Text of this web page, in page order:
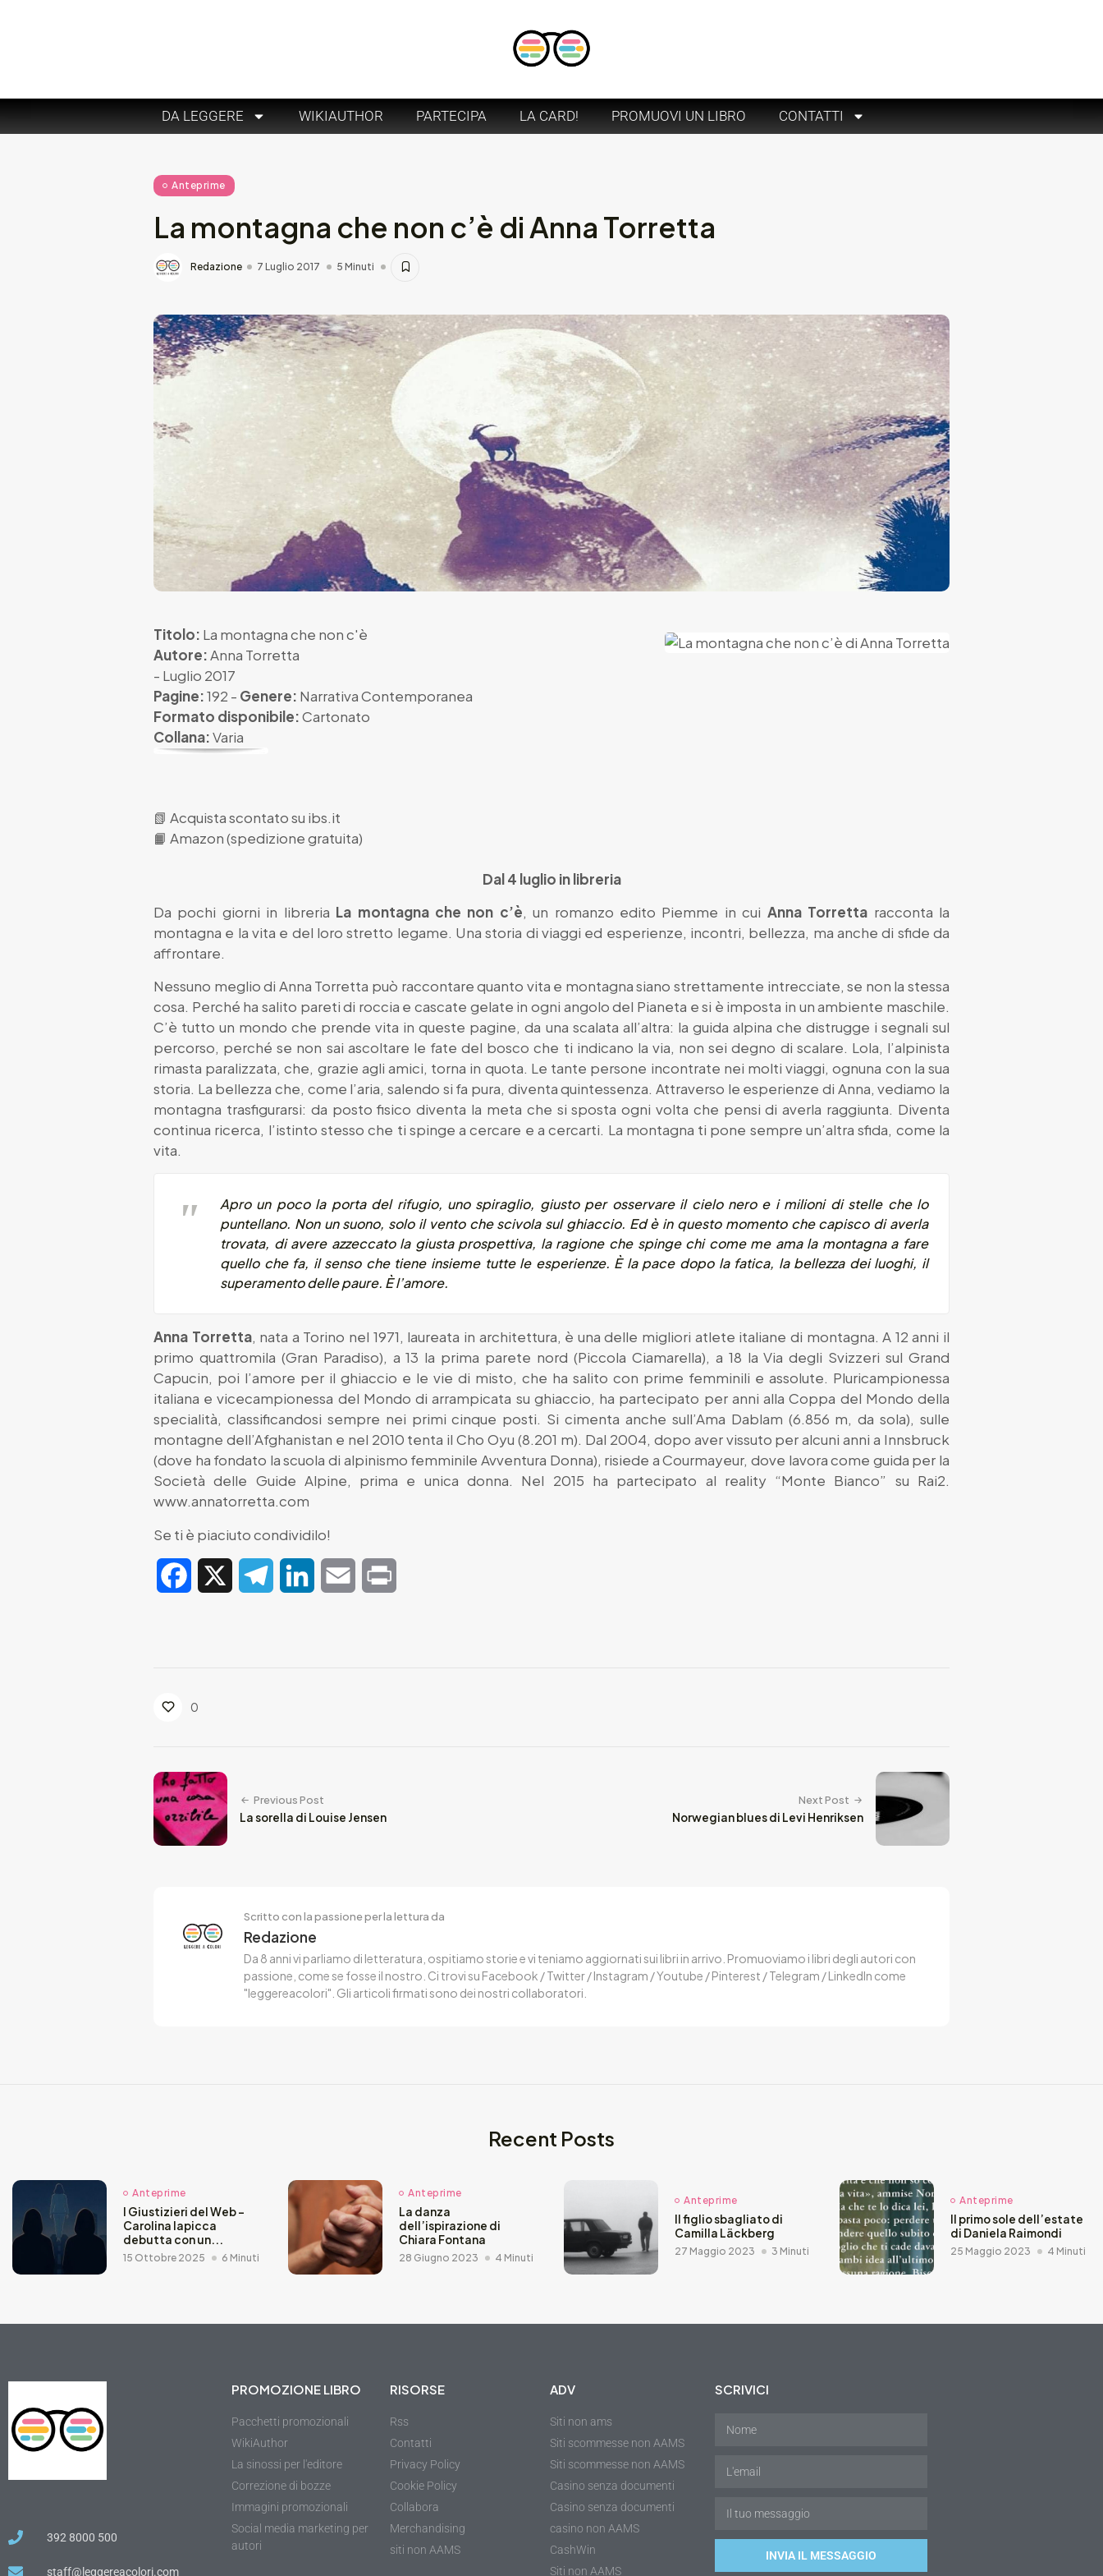
DA LEGGERE WIKIAUTHOR PARTECIPA LA CARD! PROMUOVI UN LIBRO CONTATTI
Anteprime
La montagna che non c’è di Anna Torretta
Redazione 7 Luglio 2017 5 Minuti
Titolo: La montagna che non c'è
Autore:Anna Torretta
- Luglio 2017
Pagine:192 - Genere: Narrativa Contemporanea
Formato disponibile:Cartonato
Collana:Varia
📗 Acquista scontato su ibs.it
📙 Amazon (spedizione gratuita)
Dal 4 luglio in libreria
Da pochi giorni in libreria La montagna che non c’è, un romanzo edito Piemme in cui Anna Torretta racconta la
montagna e la vita e del loro stretto legame. Una storia di viaggi ed esperienze, incontri, bellezza, ma anche di sfide da
affrontare.
Nessuno meglio di Anna Torretta può raccontare quanto vita e montagna siano strettamente intrecciate, se non la stessa
cosa. Perché ha salito pareti di roccia e cascate gelate in ogni angolo del Pianeta e si è imposta in un ambiente maschile.
C’è tutto un mondo che prende vita in queste pagine, da una scalata all’altra: la guida alpina che distrugge i segnali sul
percorso, perché se non sai ascoltare le fate del bosco che ti indicano la via, non sei degno di scalare. Lola, l’alpinista
rimasta paralizzata, che, grazie agli amici, torna in quota. Le tante persone incontrate nei molti viaggi, ognuna con la sua
storia. La bellezza che, come l’aria, salendo si fa pura, diventa quintessenza. Attraverso le esperienze di Anna, vediamo la
montagna trasfigurarsi: da posto fisico diventa la meta che si sposta ogni volta che pensi di averla raggiunta. Diventa
continua ricerca, l’istinto stesso che ti spinge a cercare e a cercarti. La montagna ti pone sempre un’altra sfida, come la
vita.
Apro un poco la porta del rifugio, uno spiraglio, giusto per osservare il cielo nero e i milioni di stelle che lo
puntellano. Non un suono, solo il vento che scivola sul ghiaccio. Ed è in questo momento che capisco di averla
trovata, di avere azzeccato la giusta prospettiva, la ragione che spinge chi come me ama la montagna a fare
quello che fa, il senso che tiene insieme tutte le esperienze. È la pace dopo la fatica, la bellezza dei luoghi, il
superamento delle paure. È l’amore.
Anna Torretta, nata a Torino nel 1971, laureata in architettura, è una delle migliori atlete italiane di montagna. A 12 anni il
primo quattromila (Gran Paradiso), a 13 la prima parete nord (Piccola Ciamarella), a 18 la Via degli Svizzeri sul Grand
Capucin, poi l’amore per il ghiaccio e le vie di misto, che ha salito con prime femminili e assolute. Pluricampionessa
italiana e vicecampionessa del Mondo di arrampicata su ghiaccio, ha partecipato per anni alla Coppa del Mondo della
specialità, classificandosi sempre nei primi cinque posti. Si cimenta anche sull’Ama Dablam (6.856 m, da sola), sulle
montagne dell’Afghanistan e nel 2010 tenta il Cho Oyu (8.201 m). Dal 2004, dopo aver vissuto per alcuni anni a Innsbruck
(dove ha fondato la scuola di alpinismo femminile Avventura Donna), risiede a Courmayeur, dove lavora come guida per la
Società delle Guide Alpine, prima e unica donna. Nel 2015 ha partecipato al reality “Monte Bianco” su Rai2.
www.annatorretta.com
Se ti è piaciuto condividilo!
Facebook TelegramLinkedIn Email
0
Previous Post
La sorella di Louise Jensen
Next Post
Norwegian blues di Levi Henriksen
Scritto con la passione per la lettura da
Redazione
Da 8 anni vi parliamo di letteratura, ospitiamo storie e vi teniamo aggiornati sui libri in arrivo. Promuoviamo i libri degli autori con
passione, come se fosse il nostro. Ci trovi su Facebook / Twitter / Instagram / Youtube / Pinterest / Telegram / LinkedIn come
"leggereacolori". Gli articoli firmati sono dei nostri collaboratori.
Recent Posts
Anteprime
I Giustizieri del Web –
Carolina Iapicca
debutta con un...
15 Ottobre 2025 6 Minuti
Anteprime
La danza
dell’ispirazione di
Chiara Fontana
28 Giugno 2023 4 Minuti
Anteprime
Il figlio sbagliato di
Camilla Läckberg
27 Maggio 2023 3 Minuti
Anteprime
Il primo sole dell’estate
di Daniela Raimondi
25 Maggio 2023 4 Minuti
392 8000 500
staff@leggereacolori.com
PROMOZIONE LIBRO
Pacchetti promozionali
WikiAuthor
La sinossi per l'editore
Correzione di bozze
Immagini promozionali
Social media marketing per
autori
RISORSE
Rss
Contatti
Privacy Policy
Cookie Policy
Collabora
Merchandising
siti non AAMS
ADV
Siti non ams
Siti scommesse non AAMS
Siti scommesse non AAMS
Casino senza documenti
Casino senza documenti
casino non AAMS
CashWin
Siti non AAMS
SCRIVICI
INVIA IL MESSAGGIO